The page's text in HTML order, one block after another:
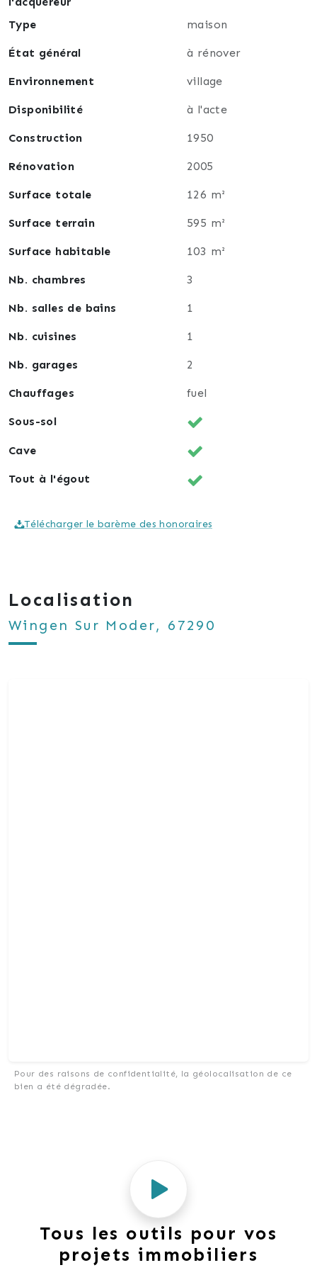
dans les combles: un grenier.
au sous sol: un garage, une buanderie et une
La maison est équipée de fenêtres double vitrage,
d'une chaudière au fuel et d'un ballon électrique.
Pour toutes visites ou informations supplémentaires
je vous invite à me joindre par téléphone au 06 87
immo.com
Type maison
État général à rénover
Environnement village
Disponibilité à l'acte
Construction 1950
Rénovation 2005
Surface totale 126 m²
Surface terrain 595 m²
Surface habitable 103 m²
Nb. chambres 3
Nb. salles de bains 1
Nb. cuisines 1
Nb. garages 2
Chauffages fuel
Sous-sol
Cave
Tout à l'égout
Télécharger le barème des honoraires
Localisation
Wingen Sur Moder, 67290
Pour des raisons de confidentialité, la géolocalisation de ce
bien a été dégradée.
Tous les outils pour vos
projets immobiliers